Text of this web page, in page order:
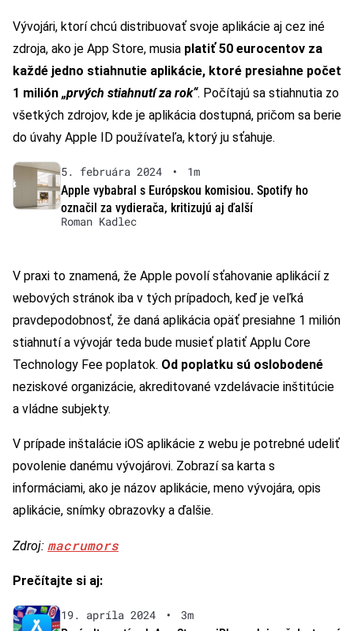
Vývojári, ktorí chcú distribuovať svoje aplikácie aj cez iné
zdroja, ako je App Store, musia platiť 50 eurocentov za
každé jedno stiahnutie aplikácie, ktoré presiahne počet
1 milión „prvých stiahnutí za rok“. Počítajú sa stiahnutia zo
všetkých zdrojov, kde je aplikácia dostupná, pričom sa berie
do úvahy Apple ID používateľa, ktorý ju sťahuje.
5. februára 2024 •
1m
Apple vybabral s Európskou komisiou. Spotify ho
označil za vydierača, kritizujú aj ďalší
Roman Kadlec
V praxi to znamená, že Apple povolí sťahovanie aplikácií z
webových stránok iba v tých prípadoch, keď je veľká
pravdepodobnosť, že daná aplikácia opäť presiahne 1 milión
stiahnutí a vývojár teda bude musieť platiť Applu Core
Technology Fee poplatok. Od poplatku sú oslobodené
neziskové organizácie, akreditované vzdelávacie inštitúcie
a vládne subjekty.
V prípade inštalácie iOS aplikácie z webu je potrebné udeliť
povolenie danému vývojárovi. Zobrazí sa karta s
informáciami, ako je názov aplikácie, meno vývojára, opis
aplikácie, snímky obrazovky a ďalšie.
Zdroj: macrumors
Prečítajte si aj:
19. apríla 2024 •
3m